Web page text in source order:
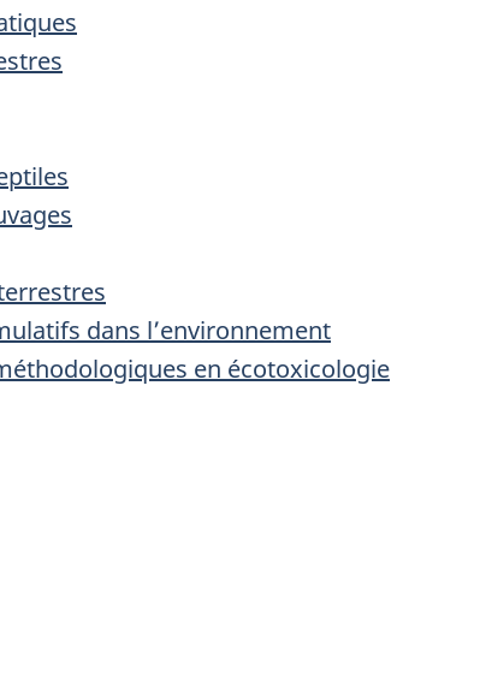
dans l’environnement
en écotoxicologie